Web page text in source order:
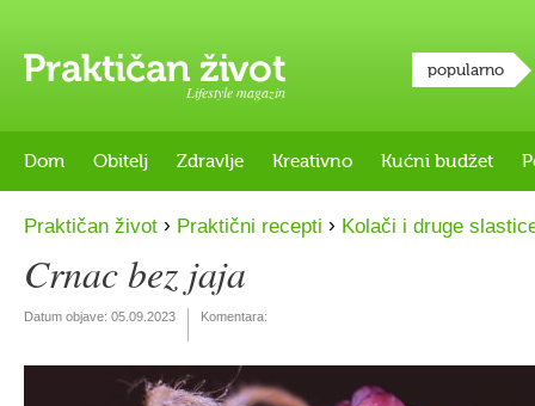
Lifestyle magazin
popularno
Dom Obitelj Zdravlje Kreativno Kućni budžet
Praktičan život › Praktični recepti › Kolači i druge
Crnac bez jaja
Datum objave: 05.09.2023 Komentara: